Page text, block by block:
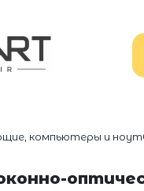
компьютеры и